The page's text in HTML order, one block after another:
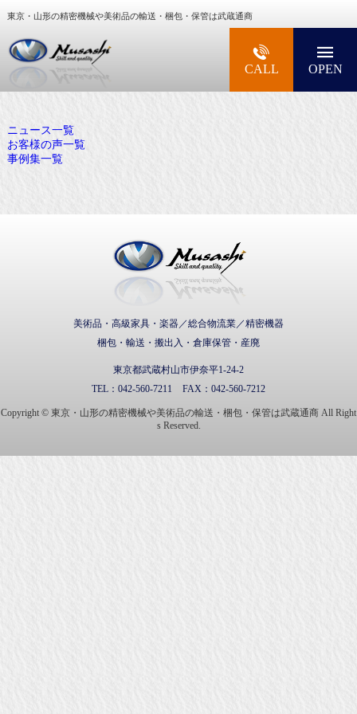
東京・山形の精密機械や美術品の輸送・梱包・保管は武蔵通商
大型精密機械・美術品・高級楽器の梱包・輸送
CALL OPEN
ニュース一覧
お客様の声一覧
事例集一覧
美術品・高級家具・楽器／総合物流業／精密機器
梱包・輸送・搬出入・倉庫保管・産廃
東京都武蔵村山市伊奈平1-24-2
TEL： 042-560-7211 FAX： 042-560-7212
Copyright © 東京・山形の精密機械や美術品の輸送・梱包・保管は武蔵通商 All Right
s Reserved.